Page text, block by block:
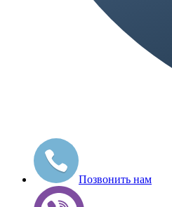
Позвонить нам